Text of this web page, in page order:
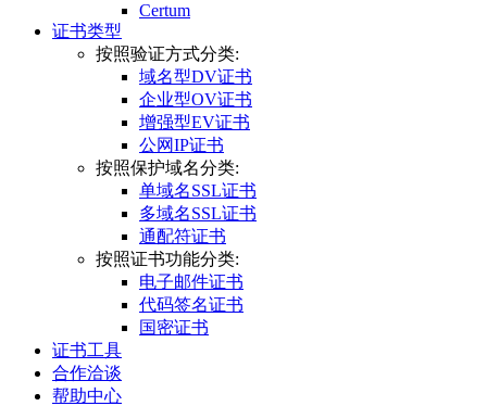
Certum
证书类型
按照验证方式分类:
域名型DV证书
企业型OV证书
增强型EV证书
公网IP证书
按照保护域名分类:
单域名SSL证书
多域名SSL证书
通配符证书
按照证书功能分类:
电子邮件证书
代码签名证书
国密证书
证书工具
合作洽谈
帮助中心